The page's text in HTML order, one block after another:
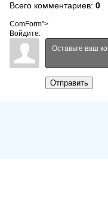
Всего комментариев: 0
ComForm">
Войдите:
Отправить